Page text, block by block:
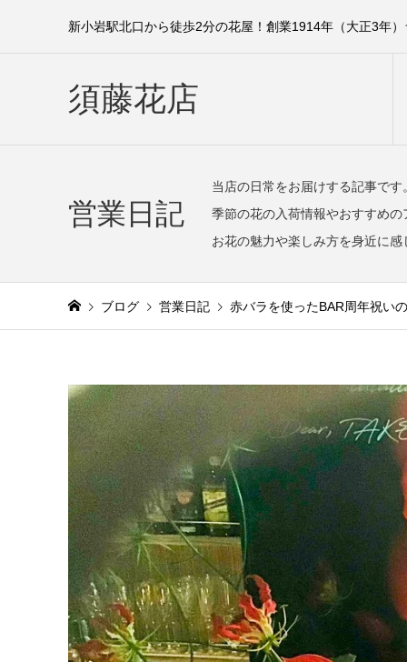
新小岩駅北口から徒歩2分の花屋！創業1914年（大正3年
須藤花店
営業日記
当店の日常をお届けする記事です。
季節の花の入荷情報やおすすめ
お花の魅力や楽しみ方を身近に
ブログ 営業日記 赤バラを使ったBAR周年祝い